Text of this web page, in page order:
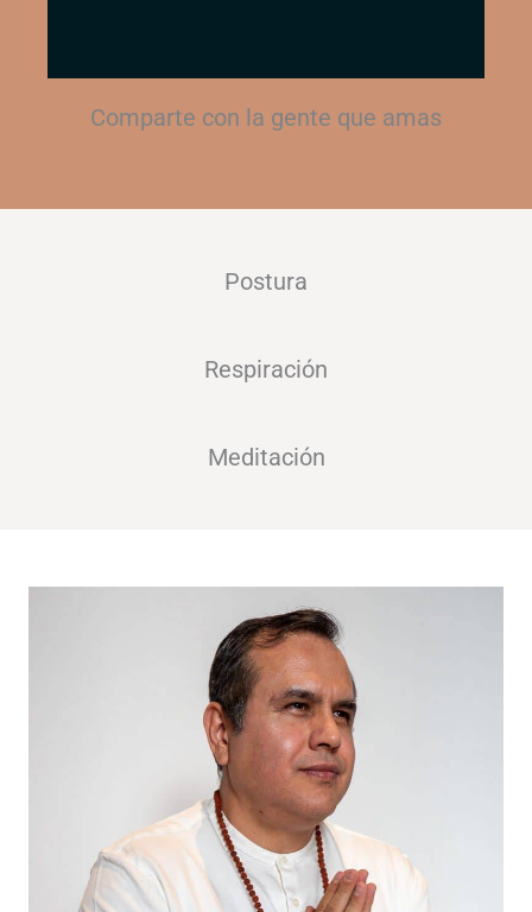
Comparte con la gente que amas
Postura
Respiración
Meditación